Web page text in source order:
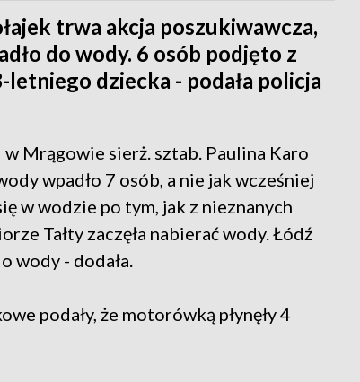
trwa akcja poszukiwawcza,
do wody. 6 osób podjęto z
dziecka - podała policja
Mrągowie sierż. sztab. Paulina Karo
wpadło 7 osób, a nie jak wcześniej
w wodzie po tym, jak z nieznanych
Tałty zaczęła nabierać wody. Łódź
wody - dodała.
podały, że motorówką płynęły 4